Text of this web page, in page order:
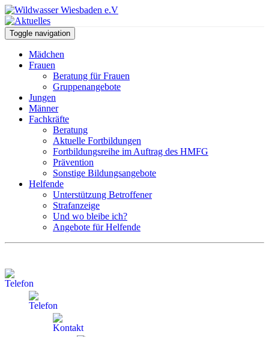
Toggle navigation
Mädchen
Frauen
Beratung für Frauen
Gruppenangebote
Jungen
Männer
Fachkräfte
Beratung
Aktuelle Fortbildungen
Fortbildungsreihe im Auftrag des HMFG
Prävention
Sonstige Bildungsangebote
Helfende
Unterstützung Betroffener
Strafanzeige
Und wo bleibe ich?
Angebote für Helfende